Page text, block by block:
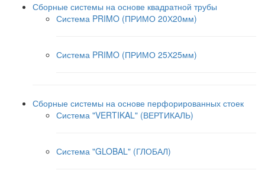
Сборные системы на основе квадратной трубы
Система PRIMO (ПРИМО 20Х20мм)
Система PRIMO (ПРИМО 25Х25мм)
Сборные системы на основе перфорированных стоек
Система "VERTIKAL" (ВЕРТИКАЛЬ)
Система "GLOBAL" (ГЛОБАЛ)